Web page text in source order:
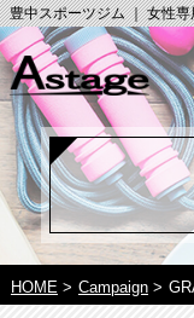
豊中スポーツジム ｜ 女性
HOME> Campaign>